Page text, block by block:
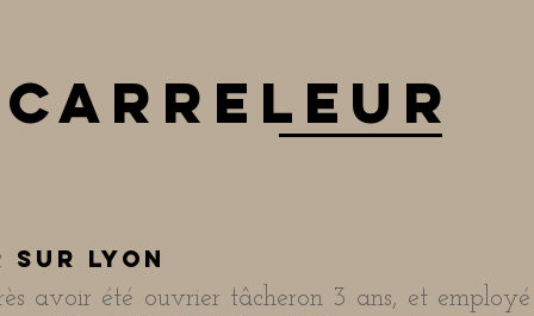
lyon
avoir été ouvrier tâcheron 3 ans, et